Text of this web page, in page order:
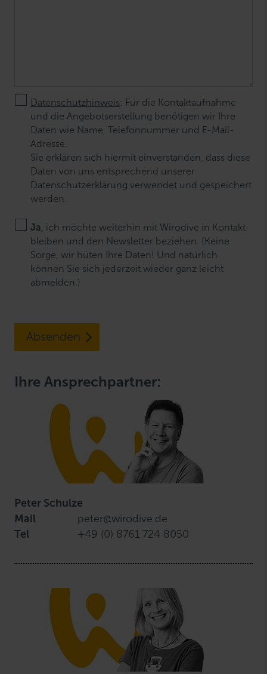
Datenschutzhinweis: Für die Kontaktaufnahme
und die Angebotserstellung benötigen wir Ihre
Daten wie Name, Telefonnummer und E-Mail-
Adresse.
Sie erklären sich hiermit einverstanden, dass diese
Daten von uns entsprechend unserer
Datenschutzerklärung verwendet und gespeichert
werden.
Ja, ich möchte weiterhin mit Wirodive in Kontakt
bleiben und den Newsletter beziehen. (Keine
Sorge, wir hüten Ihre Daten! Und natürlich
können Sie sich jederzeit wieder ganz leicht
abmelden.)
Absenden
Ihre Ansprechpartner:
Peter Schulze
Mail
peter@wirodive.de
Tel
+49 (0) 8761 724 8050